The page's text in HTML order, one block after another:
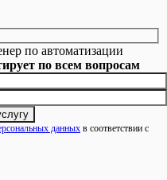
по автоматизации
по всем вопросам
данных в соответствии с